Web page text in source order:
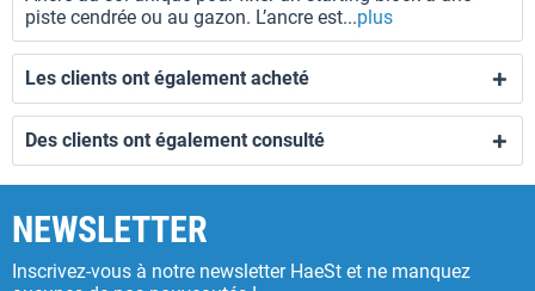
piste cendrée ou au gazon. L’ancre est...plus
Les clients ont également acheté
Des clients ont également consulté
NEWSLETTER
Inscrivez-vous à notre newsletter HaeSt et ne manquez